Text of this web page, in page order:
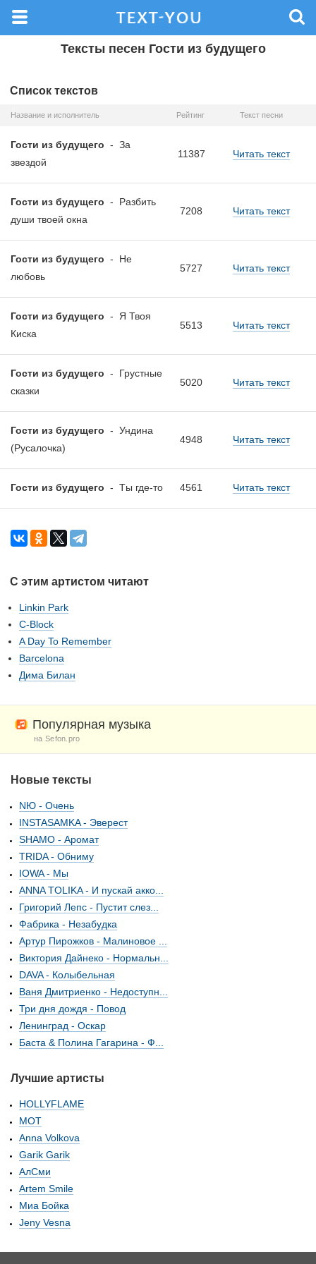
Тексты песен Гости из будущего
Список текстов
Название и исполнитель Рейтинг Текст песни
Гости из будущего - За
звездой
11387 Читать текст
Гости из будущего - Разбить
души твоей окна
7208 Читать текст
Гости из будущего - Не
любовь
5727 Читать текст
Гости из будущего - Я Твоя
Киска
5513 Читать текст
Гости из будущего - Грустные
сказки
5020 Читать текст
Гости из будущего - Ундина
(Русалочка)
4948 Читать текст
Гости из будущего - Tы где-то 4561 Читать текст
С этим артистом читают
Linkin Park
C-Block
A Day To Remember
Barcelona
Дима Билан
Популярная музыка
на Sefon.pro
Новые тексты
NЮ - Очень
INSTASAMKA - Эверест
SHAMO - Аромат
TRIDA - Обниму
IOWA - Мы
ANNA TOLIKA - И пускай акко...
Григорий Лепс - Пустит слез...
Фабрика - Незабудка
Артур Пирожков - Малиновое ...
Виктория Дайнеко - Нормальн...
DAVA - Колыбельная
Ваня Дмитриенко - Недоступн...
Три дня дождя - Повод
Ленинград - Оскар
Баста & Полина Гагарина - Ф...
Лучшие артисты
HOLLYFLAME
МОТ
Anna Volkova
Garik Garik
АлСми
Artem Smile
Миа Бойка
Jeny Vesna